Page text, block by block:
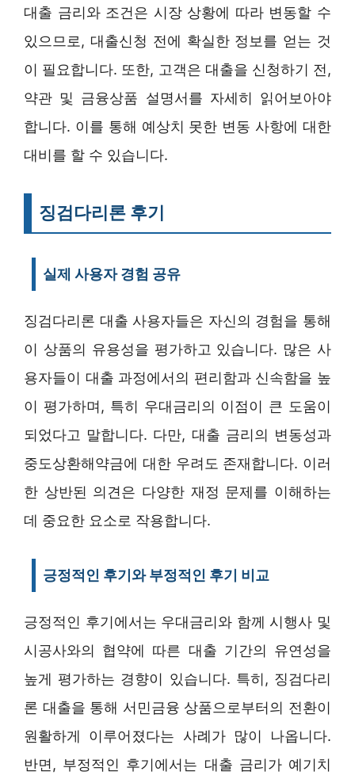
대출 금리와 조건은 시장 상황에 따라 변동할 수
있으므로, 대출신청 전에 확실한 정보를 얻는 것
이 필요합니다. 또한, 고객은 대출을 신청하기 전,
약관 및 금융상품 설명서를 자세히 읽어보아야
합니다. 이를 통해 예상치 못한 변동 사항에 대한
대비를 할 수 있습니다.
징검다리론 후기
실제 사용자 경험 공유
징검다리론 대출 사용자들은 자신의 경험을 통해
이 상품의 유용성을 평가하고 있습니다. 많은 사
용자들이 대출 과정에서의 편리함과 신속함을 높
이 평가하며, 특히 우대금리의 이점이 큰 도움이
되었다고 말합니다. 다만, 대출 금리의 변동성과
중도상환해약금에 대한 우려도 존재합니다. 이러
한 상반된 의견은 다양한 재정 문제를 이해하는
데 중요한 요소로 작용합니다.
긍정적인 후기와 부정적인 후기 비교
긍정적인 후기에서는 우대금리와 함께 시행사 및
시공사와의 협약에 따른 대출 기간의 유연성을
높게 평가하는 경향이 있습니다. 특히, 징검다리
론 대출을 통해 서민금융 상품으로부터의 전환이
원활하게 이루어졌다는 사례가 많이 나옵니다.
반면, 부정적인 후기에서는 대출 금리가 예기치